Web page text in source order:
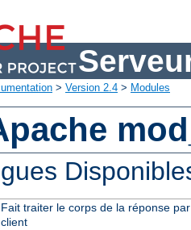
> Version 2.4 > Modules
Fait traiter le corps de la réponse
client